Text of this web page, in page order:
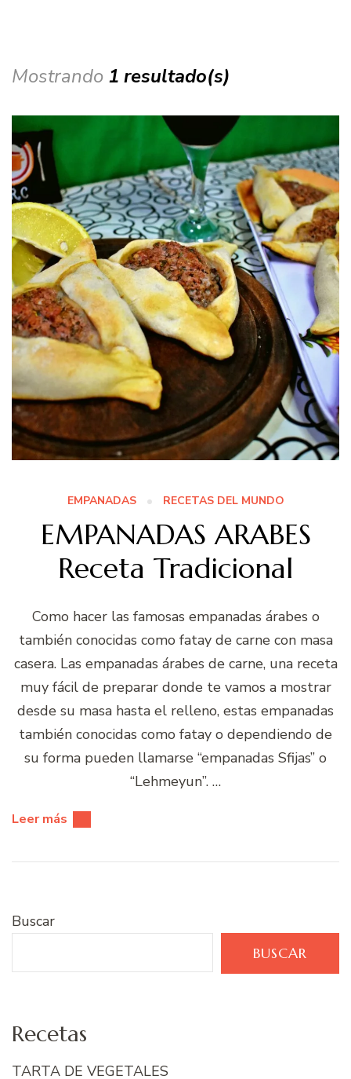
Mostrando 1 resultado(s)
EMPANADAS RECETAS DEL MUNDO
EMPANADAS ARABES
Receta Tradicional
Como hacer las famosas empanadas árabes o
también conocidas como fatay de carne con masa
casera. Las empanadas árabes de carne, una receta
muy fácil de preparar donde te vamos a mostrar
desde su masa hasta el relleno, estas empanadas
también conocidas como fatay o dependiendo de
su forma pueden llamarse “empanadas Sfijas” o
“Lehmeyun”. …
Leer más
Buscar
BUSCAR
Recetas
TARTA DE VEGETALES